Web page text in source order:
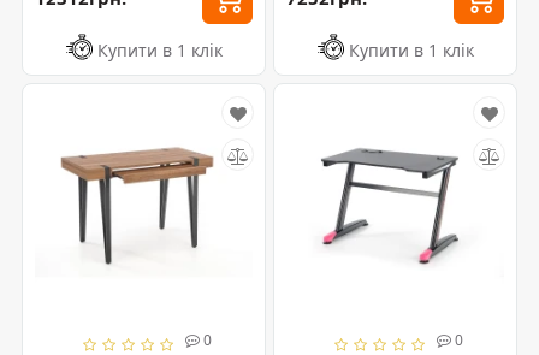
Купити в 1 клік Купити в 1 клік
0 0